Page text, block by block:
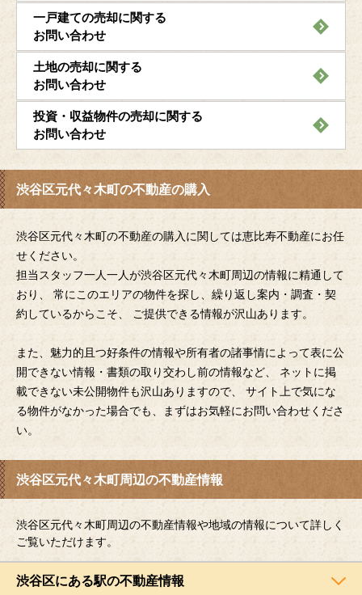
一戸建ての売却に関する
お問い合わせ
土地の売却に関する
お問い合わせ
投資・収益物件の売却に関する
お問い合わせ
渋谷区元代々木町の不動産の購入
渋谷区元代々木町の不動産の購入に関しては恵比寿不動産にお任
せください。
担当スタッフ一人一人が渋谷区元代々木町周辺の情報に精通して
おり、 常にこのエリアの物件を探し、繰り返し案内・調査・契
約しているからこそ、 ご提供できる情報が沢山あります。
また、魅力的且つ好条件の情報や所有者の諸事情によって表に公
開できない情報・書類の取り交わし前の情報など、 ネットに掲
載できない未公開物件も沢山ありますので、 サイト上で気にな
る物件がなかった場合でも、まずはお気軽にお問い合わせくださ
い。
渋谷区元代々木町周辺の不動産情報
渋谷区元代々木町周辺の不動産情報や地域の情報について詳しく
ご覧いただけます。
渋谷区にある駅の不動産情報